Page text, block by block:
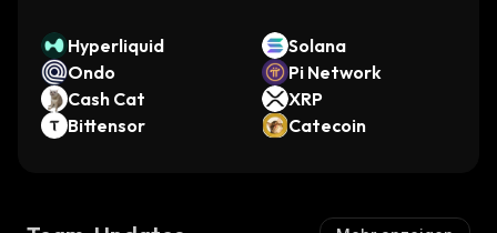
Hyperliquid
Solana
Ondo
Pi Network
Cash Cat
XRP
Bittensor
Catecoin